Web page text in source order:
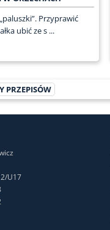
Przyprawić
ubić ze s ...
PRZEPISÓW
U17